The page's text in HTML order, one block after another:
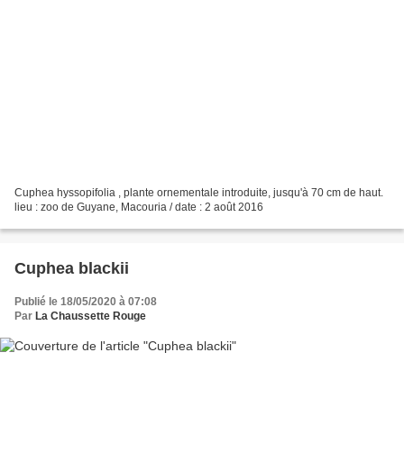
Cuphea hyssopifolia , plante ornementale introduite, jusqu'à 70 cm de haut.
lieu : zoo de Guyane, Macouria / date : 2 août 2016
Cuphea blackii
Publié le 18/05/2020 à 07:08
Par La Chaussette Rouge